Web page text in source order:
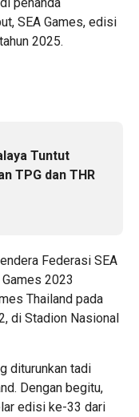
SEA Games, edisi
2025.
Tuntut
TPG dan THR
Federasi SEA
2023
Thailand pada
di Stadion Nasional
diturunkan tadi
Dengan begitu,
edisi ke-33 dari